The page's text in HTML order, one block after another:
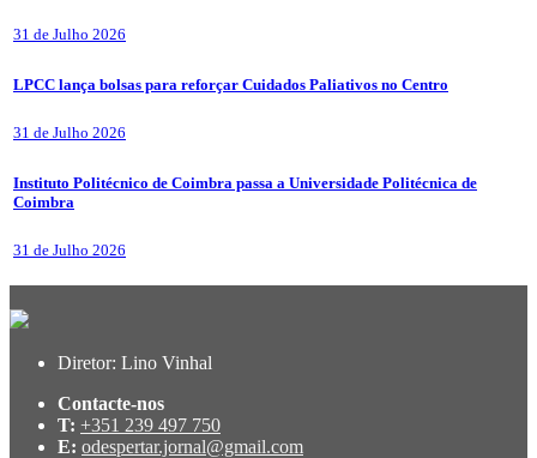
31 de Julho 2026
LPCC lança bolsas para reforçar Cuidados Paliativos no Centro
31 de Julho 2026
Instituto Politécnico de Coimbra passa a Universidade Politécnica de
Coimbra
31 de Julho 2026
Diretor: Lino Vinhal
Contacte-nos
T: +351 239 497 750
E: odespertar.jornal@gmail.com